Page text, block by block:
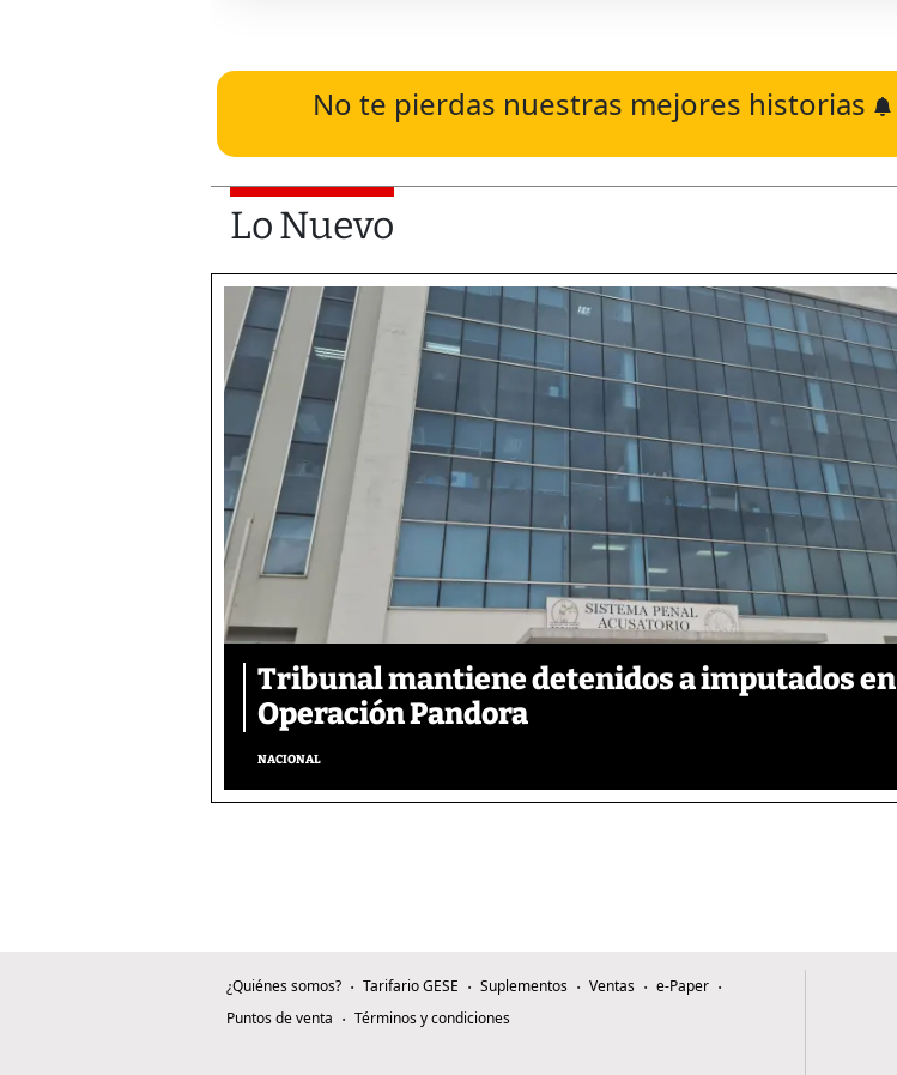
No te pierdas nuestras mejores historias
Lo Nuevo
Tribunal mantiene detenidos a imputados en
Operación Pandora
NACIONAL
¿Quiénes somos? Tarifario GESE Suplementos Ventas
e-Paper
Puntos de venta
Términos y condiciones